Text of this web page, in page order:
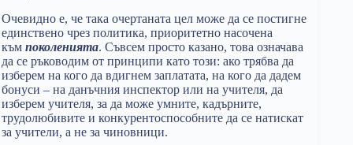
Очевидно е, че така очертаната цел може да се постигне
единствено чрез политика, приоритетно насочена
към поколенията. Съвсем просто казано, това означава
да се ръководим от принципи като този: ако трябва да
изберем на кого да вдигнем заплатата, на кого да дадем
бонуси – на данъчния инспектор или на учителя, да
изберем учителя, за да може умните, кадърните,
трудолюбивите и конкурентоспособните да се натискат
за учители, а не за чиновници.